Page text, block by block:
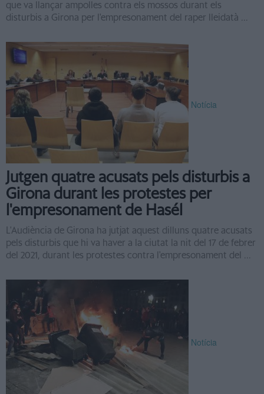
que va llançar ampolles contra els mossos durant els
disturbis a Girona per l'empresonament del raper lleidatà ...
Notícia
Jutgen quatre acusats pels disturbis a
Girona durant les protestes per
l'empresonament de Hasél
L'Audiència de Girona ha jutjat aquest dilluns quatre acusats
pels disturbis que hi va haver a la ciutat la nit del 17 de febrer
del 2021, durant les protestes contra l'empresonament del ...
Notícia